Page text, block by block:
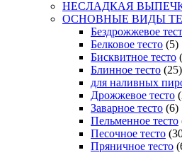
НЕСЛАДКАЯ
ОСНОВНЫЕ ВИДЫ
Бездрожжевое
Белковое тесто (5)
Бисквитное тесто
Блинное тесто (25)
для наливных
Дрожжевое тесто
Заварное тесто (6)
Пельменное тесто
Песочное тесто
Пряничное тесто